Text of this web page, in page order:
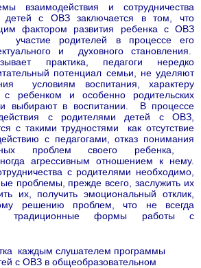
взаимодействия и сотрудничества
с ОВЗ заключается в том, что
фактором развития ребенка с ОВЗ
участие родителей в процессе его
и духовного становления.
практика, педагоги нередко
потенциал семьи, не уделяют
условиям воспитания, характеру
ребенком и особенно родительских
выбирают в воспитании. В процессе
с родителями детей с ОВЗ,
с такими трудностями как отсутствие
с педагогами, отказ понимания
проблем своего ребенка,
агрессивным отношением к нему.
с родителями необходимо,
проблемы, прежде всего, заслужить их
их, получить эмоциональный отклик,
решению проблем, что не всегда
традиционные формы работы с
каждым слушателем программы
с ОВЗ в общеобразовательном